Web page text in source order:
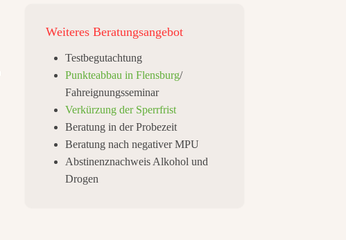
Weiteres Beratungsangebot
Testbegutachtung
Punkteabbau in Flensburg/
Fahreignungsseminar
Verkürzung der Sperrfrist
Beratung in der Probezeit
Beratung nach negativer MPU
Abstinenznachweis Alkohol und
Drogen